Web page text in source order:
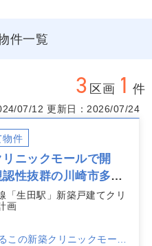
、駐輪動線、共用トイレ
将来のスタッフ動線や増
期段階から設計に織り込
探しの方は、公開前や掲
圏データと合わせてご案
患者像をお知らせいただ
をお手伝いします。
件一覧
3 区画 1 件
07/12 更新日：2026/07/24
物件
リニックモールで開
性抜群の川崎市多摩
「生田駅」新築戸建てクリ
画
この新築クリニックモール